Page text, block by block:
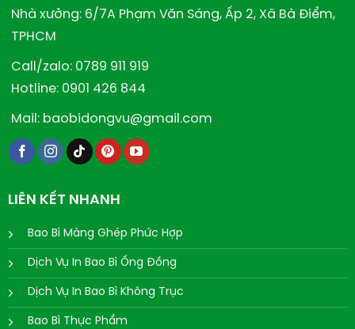
Nhà xưởng: 6/7A Phạm Văn Sáng, Ấp 2, Xã Bà Điểm,
TPHCM
Call/zalo: 0789 911 919
Hotline: 0901 426 844
Mail: baobidongvu@gmail.com
LIÊN KẾT NHANH
Bao Bì Màng Ghép Phức Hợp
Dịch Vụ In Bao Bì Ống Đồng
Dịch Vụ In Bao Bì Không Trục
Bao Bì Thực Phẩm